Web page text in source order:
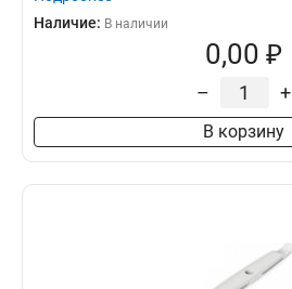
Наличие: В наличии
0,00 ₽
– +
В корзину